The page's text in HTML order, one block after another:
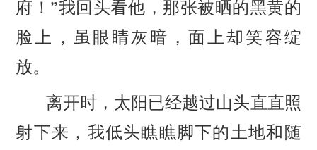
府！”我回头看他，那张被晒的黑黄的
脸上，虽眼睛灰暗，面上却笑容绽
放。
离开时，太阳已经越过山头直直照
射下来，我低头瞧瞧脚下的土地和随